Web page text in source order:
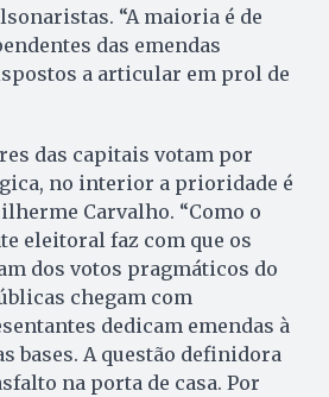
“A maioria é de
das emendas
a articular em prol de
das capitais votam por
no interior a prioridade é
Carvalho. “Como o
eleitoral faz com que os
dos votos pragmáticos do
chegam com
dedicam emendas à
bases. A questão definidora
na porta de casa. Por